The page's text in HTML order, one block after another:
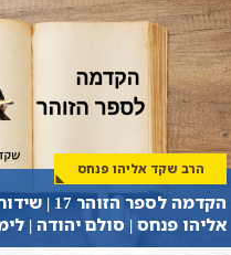
הרב שקד אליהו פנחס
הקדמה לספר
אליהו פנחס | סולם יהודה |